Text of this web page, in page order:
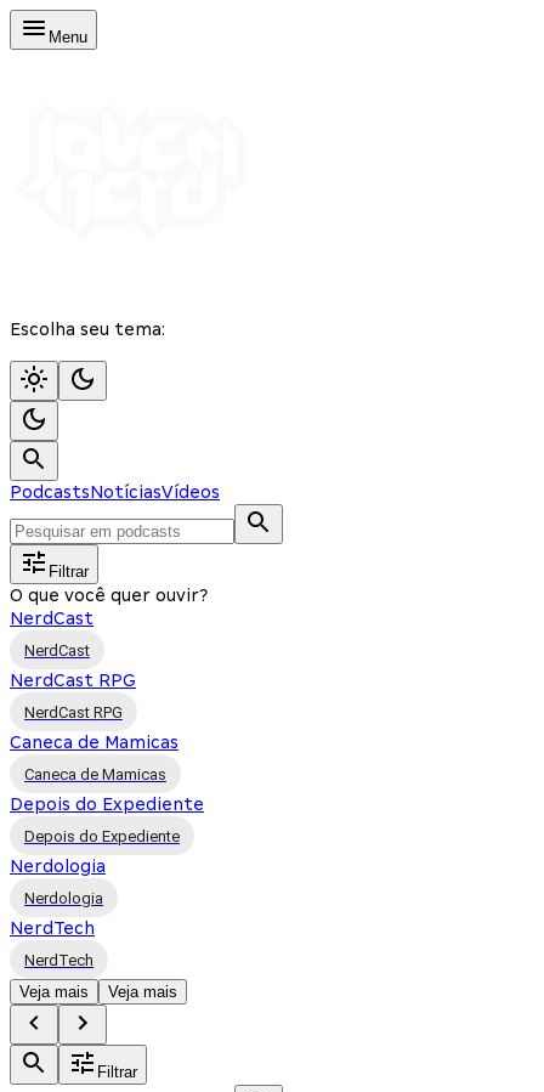
Menu
Escolha seu tema:
PodcastsNotíciasVídeos
Filtrar
O que você quer ouvir?
NerdCast
NerdCast
NerdCast RPG
NerdCast RPG
Caneca de Mamicas
Caneca de Mamicas
Depois do Expediente
Depois do Expediente
Nerdologia
Nerdologia
NerdTech
NerdTech
Veja mais
Veja mais
Filtrar